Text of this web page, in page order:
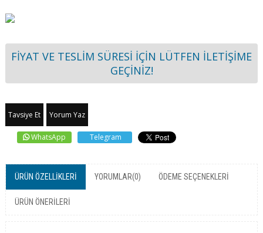
FİYAT VE TESLİM SÜRESİ İÇİN LÜTFEN İLETİŞİME
GEÇİNİZ!
Tavsiye Et Yorum Yaz
WhatsApp Telegram
ÜRÜN ÖZELLIKLERI YORUMLAR(0) ÖDEME SEÇENEKLERI
ÜRÜN ÖNERILERI